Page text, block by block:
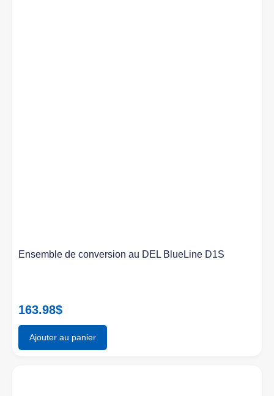
Ensemble de conversion au DEL BlueLine D1S
163.98$
Ajouter au panier